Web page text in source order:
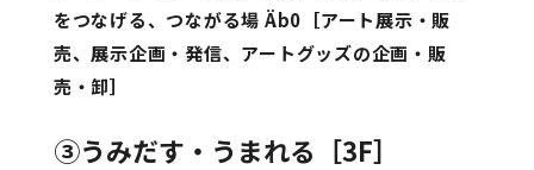
をつなげる、つながる場 Äb0 ［アート展示・販
売、展示企画・発信、アートグッズの企画・販
売・卸］
③うみだす・うまれる［3F］